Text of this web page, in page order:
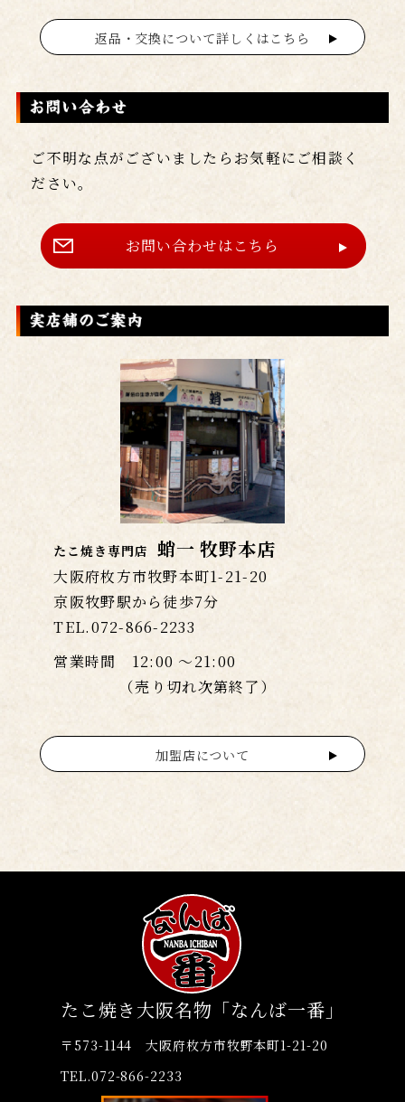
返品・交換について詳しくはこちら
ご不明な点がございましたらお気軽にご相談く
ださい。
お問い合わせはこちら
たこ焼き専門店 蛸一 牧野本店
大阪府枚方市牧野本町1-21-20
京阪牧野駅から徒歩7分
TEL.072-866-2233
営業時間 12:00 〜21:00
（売り切れ次第終了）
加盟店について
たこ焼き大阪名物「なんば一番」
〒573-1144 大阪府枚方市牧野本町1-21-20
TEL.072-866-2233